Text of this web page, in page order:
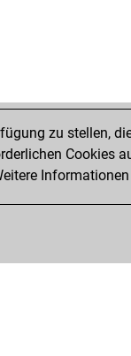
zu stellen,
Cookies